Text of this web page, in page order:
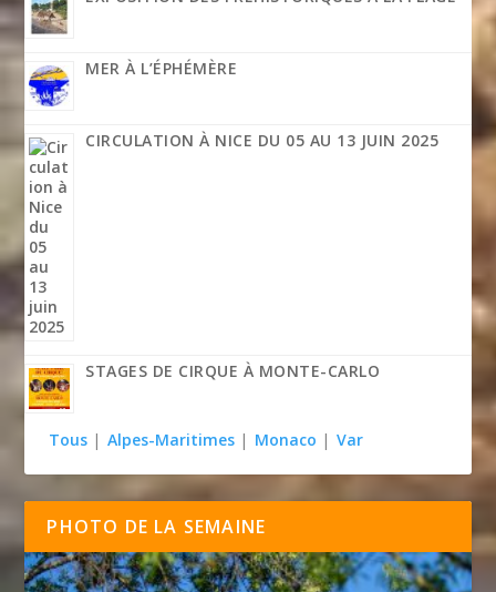
MER À L’ÉPHÉMÈRE
CIRCULATION À NICE DU 05 AU 13 JUIN 2025
STAGES DE CIRQUE À MONTE-CARLO
Tous | Alpes-Maritimes | Monaco | Var
PHOTO DE LA SEMAINE